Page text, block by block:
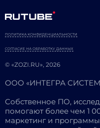
© «ZOZI.RU», 2026
ПОЛИТИКА КОНФИДЕНЦИАЛЬНОСТИ
СОГЛАСИЕ НА ОБРАБОТКУ ДАННЫХ
ООО «ИНТЕГРА
Собственное ПО,
помогают более чем 1
маркетинг и программы